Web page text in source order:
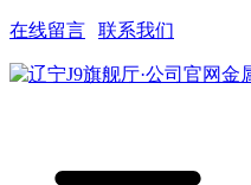
在线留言 联系我们